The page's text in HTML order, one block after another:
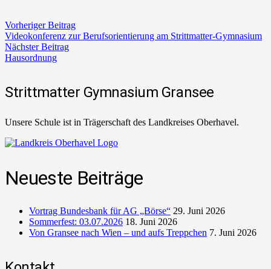
Vorheriger Beitrag
Videokonferenz zur Berufsorientierung am Strittmatter-Gymnasium
Nächster Beitrag
Hausordnung
Strittmatter Gymnasium Gransee
Unsere Schule ist in Trägerschaft des Landkreises Oberhavel.
Neueste Beiträge
Vortrag Bundesbank für AG „Börse“ 29. Juni 2026
Sommerfest: 03.07.2026 18. Juni 2026
Von Gransee nach Wien – und aufs Treppchen 7. Juni 2026